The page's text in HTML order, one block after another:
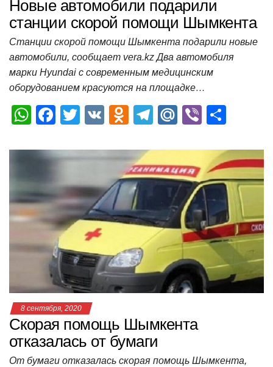
Новые автомобили подарили
станции скорой помощи Шымкента
Станции скорой помощи Шымкента подарили новые
автомобили, сообщает vera.kz Два автомобиля
марки Hyundai с современным медицинским
оборудованием красуются на площадке…
W
at
A
p
F
c
b
o
o
k
T
tt
V
O
n
o
kl
a
ss
ni
ki
T
e
gr
m
M
.R
u
Vi
er п
р
а
в
и
т
ь
8 сентября, 2020
Скорая помощь Шымкента
отказалась от бумаги
От бумаги отказалась скорая помощь Шымкента,